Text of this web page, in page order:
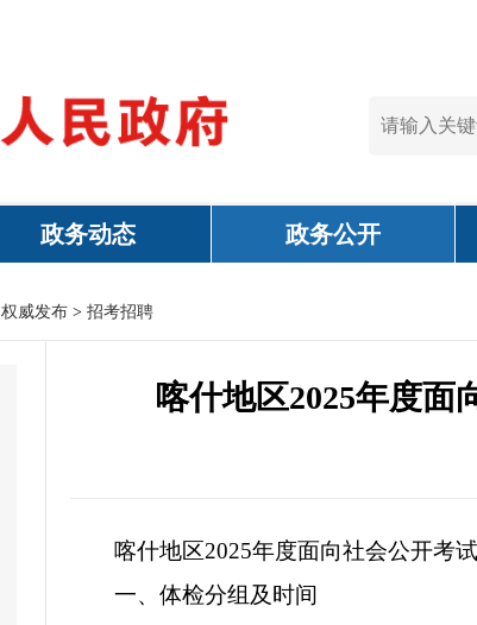
政务动态 政务公开
权威发布 > 招考招聘
喀什地区2025年度面
喀什地区2025年度面向社会公开考
一、体检分组及时间